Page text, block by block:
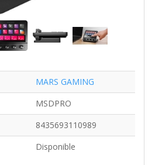
MARS GAMING
MSDPRO
8435693110989
Disponible